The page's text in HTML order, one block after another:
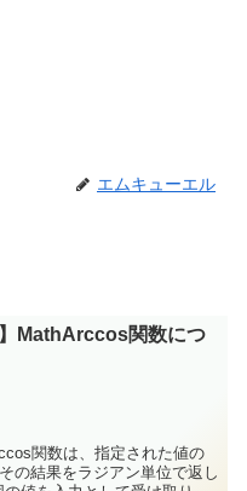
エムキューエル
】MathArccos関数につ
関数は、指定された値の
の結果をラジアン単位で返し